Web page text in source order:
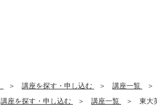
講座を探す・申し込む 講座一覧
講座を探す・申し込む 講座一覧
東大